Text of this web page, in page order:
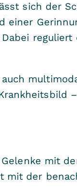
sich der
einer
mit
mit der